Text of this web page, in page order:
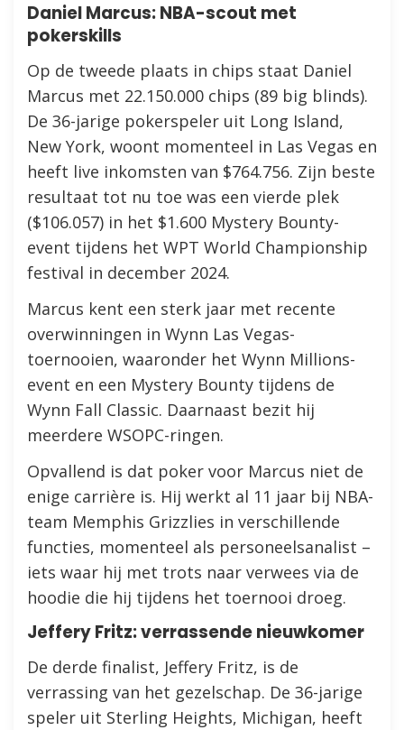
Daniel Marcus: NBA-scout met
pokerskills
Op de tweede plaats in chips staat Daniel
Marcus met 22.150.000 chips (89 big blinds).
De 36-jarige pokerspeler uit Long Island,
New York, woont momenteel in Las Vegas en
heeft live inkomsten van $764.756. Zijn beste
resultaat tot nu toe was een vierde plek
($106.057) in het $1.600 Mystery Bounty-
event tijdens het WPT World Championship
festival in december 2024.
Marcus kent een sterk jaar met recente
overwinningen in Wynn Las Vegas-
toernooien, waaronder het Wynn Millions-
event en een Mystery Bounty tijdens de
Wynn Fall Classic. Daarnaast bezit hij
meerdere WSOPC-ringen.
Opvallend is dat poker voor Marcus niet de
enige carrière is. Hij werkt al 11 jaar bij NBA-
team Memphis Grizzlies in verschillende
functies, momenteel als personeelsanalist –
iets waar hij met trots naar verwees via de
hoodie die hij tijdens het toernooi droeg.
Jeffery Fritz: verrassende nieuwkomer
De derde finalist, Jeffery Fritz, is de
verrassing van het gezelschap. De 36-jarige
speler uit Sterling Heights, Michigan, heeft